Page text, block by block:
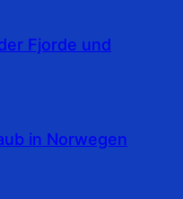
Fjorde und
in Norwegen